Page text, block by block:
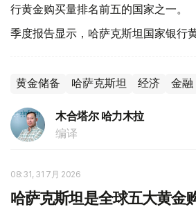
行黄金购买量排名前五的国家之一。
季度报告显示，哈萨克斯坦国家银行
黄金储备 哈萨克斯坦 经济 金融
木合塔尔 哈力木拉
编译
08:31, 31 7月 2026
哈萨克斯坦是全球五大黄金